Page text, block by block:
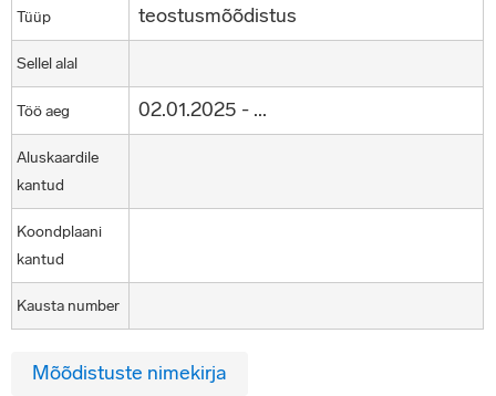
Tüüp teostusmõõdistus
Sellel alal
Töö aeg 02.01.2025 - ...
Aluskaardile
kantud
Koondplaani
kantud
Kausta number
Mõõdistuste nimekirja